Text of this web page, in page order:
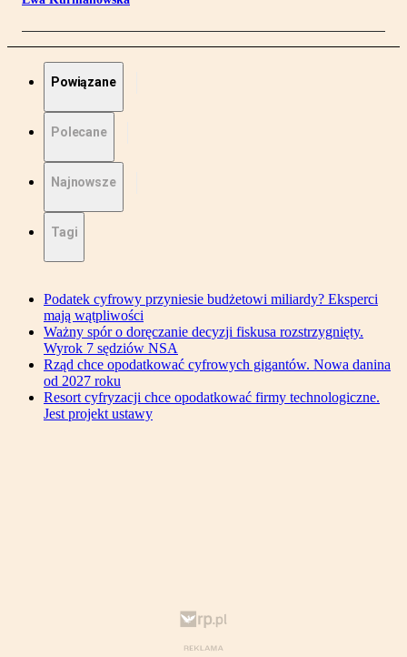
Powiązane
Polecane
Najnowsze
Tagi
Podatek cyfrowy przyniesie budżetowi miliardy? Eksperci
mają wątpliwości
Ważny spór o doręczanie decyzji fiskusa rozstrzygnięty.
Wyrok 7 sędziów NSA
Rząd chce opodatkować cyfrowych gigantów. Nowa danina
od 2027 roku
Resort cyfryzacji chce opodatkować firmy technologiczne.
Jest projekt ustawy